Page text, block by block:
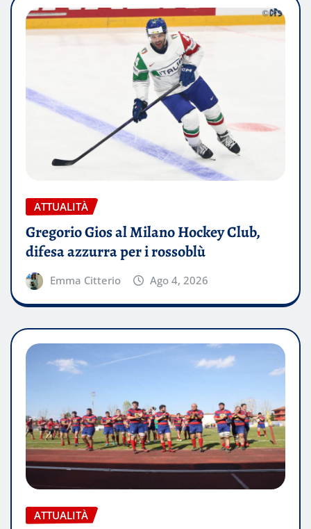
ATTUALITÀ
Gregorio Gios al Milano Hockey Club,
difesa azzurra per i rossoblù
Emma Citterio Ago 4, 2026
ATTUALITÀ